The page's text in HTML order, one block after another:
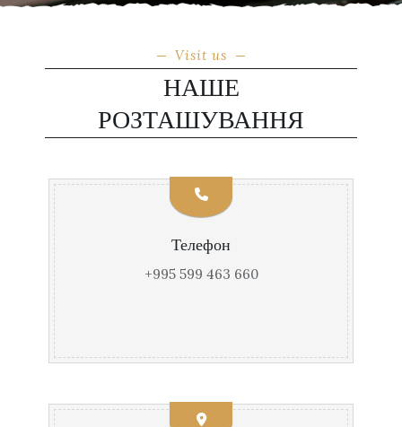
Visit us
НАШЕ
РОЗТАШУВАННЯ
Телефон
+995 599 463 660